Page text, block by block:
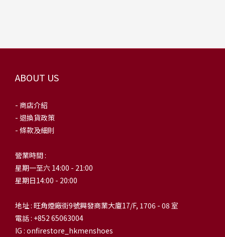
ABOUT US
- 商店介紹
- 退換貨政策
- 條款及細則
營業時間 :
星期一至六 14:00 - 21:00
星期日14:00 - 20:00
地址 : 旺角煙廠街9號興發商業大廈17/F, 1706 - 08 室
電話 : +852 65063004
IG : onfirestore_hkmenshoes